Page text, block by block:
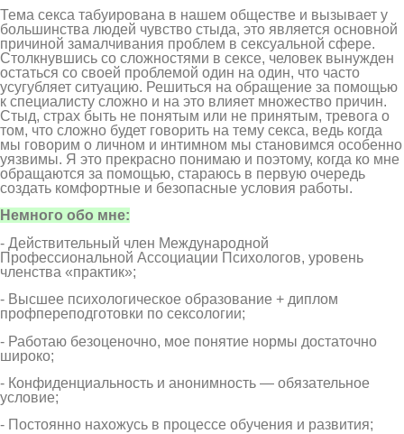
Тема секса табуирована в нашем обществе и вызывает у
большинства людей чувство стыда, это является основной
причиной замалчивания проблем в сексуальной сфере.
Столкнувшись со сложностями в сексе, человек вынужден
остаться со своей проблемой один на один, что часто
усугубляет ситуацию. Решиться на обращение за помощью
к специалисту сложно и на это влияет множество причин.
Стыд, страх быть не понятым или не принятым, тревога о
том, что сложно будет говорить на тему секса, ведь когда
мы говорим о личном и интимном мы становимся особенно
уязвимы. Я это прекрасно понимаю и поэтому, когда ко мне
обращаются за помощью, стараюсь в первую очередь
создать комфортные и безопасные условия работы.
Немного обо мне:
- Действительный член Международной
Профессиональной Ассоциации Психологов, уровень
членства «практик»;
- Высшее психологическое образование + диплом
профпереподготовки по сексологии;
- Работаю безоценочно, мое понятие нормы достаточно
широко;
- Конфиденциальность и анонимность — обязательное
условие;
- Постоянно нахожусь в процессе обучения и развития;